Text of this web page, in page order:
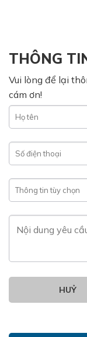
THÔNG
Vui lòng để lại
cám ơn!
HUỶ